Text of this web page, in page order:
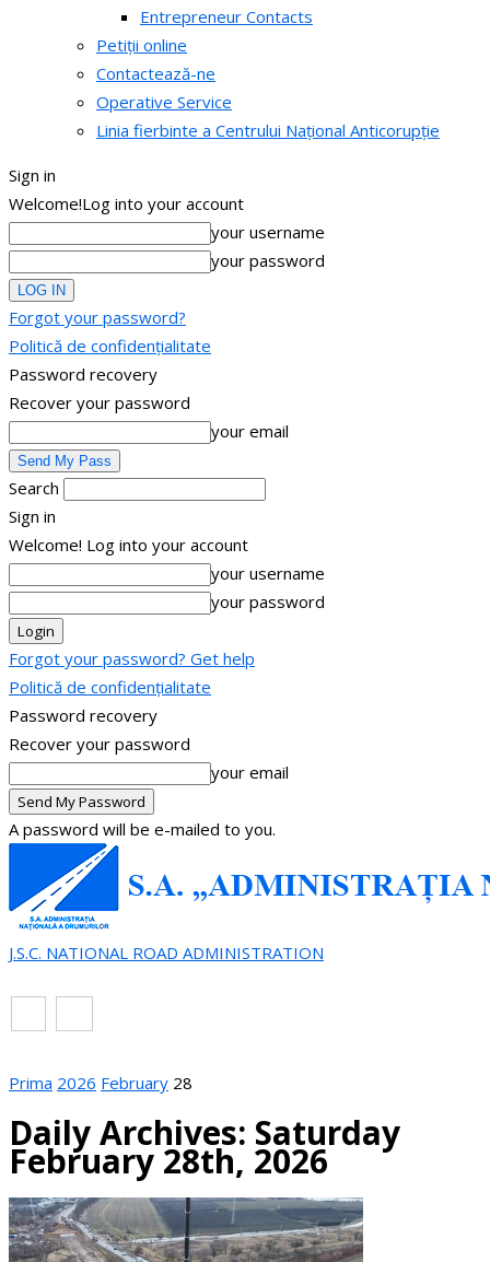
Entrepreneur Contacts
Petiții online
Contactează-ne
Operative Service
Linia fierbinte a Centrului Național Anticorupție
Sign in
Welcome!Log into your account
your username
your password
Forgot your password?
Politică de confidențialitate
Password recovery
Recover your password
your email
Search
Sign in
Welcome! Log into your account
your username
your password
Forgot your password? Get help
Politică de confidențialitate
Password recovery
Recover your password
your email
A password will be e-mailed to you.
J.S.C. NATIONAL ROAD ADMINISTRATION
Prima 2026 February 28
Daily Archives: Saturday
February 28th, 2026